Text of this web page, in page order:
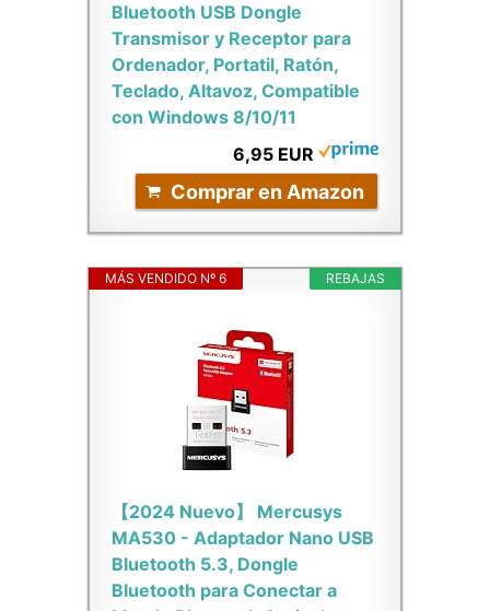
Bluetooth USB Dongle
Transmisor y Receptor para
Ordenador, Portatil, Ratón,
Teclado, Altavoz, Compatible
con Windows 8/10/11
6,95 EUR
Comprar en Amazon
REBAJAS
MÁS VENDIDO Nº 6
【2024 Nuevo】 Mercusys
MA530 - Adaptador Nano USB
Bluetooth 5.3, Dongle
Bluetooth para Conectar a